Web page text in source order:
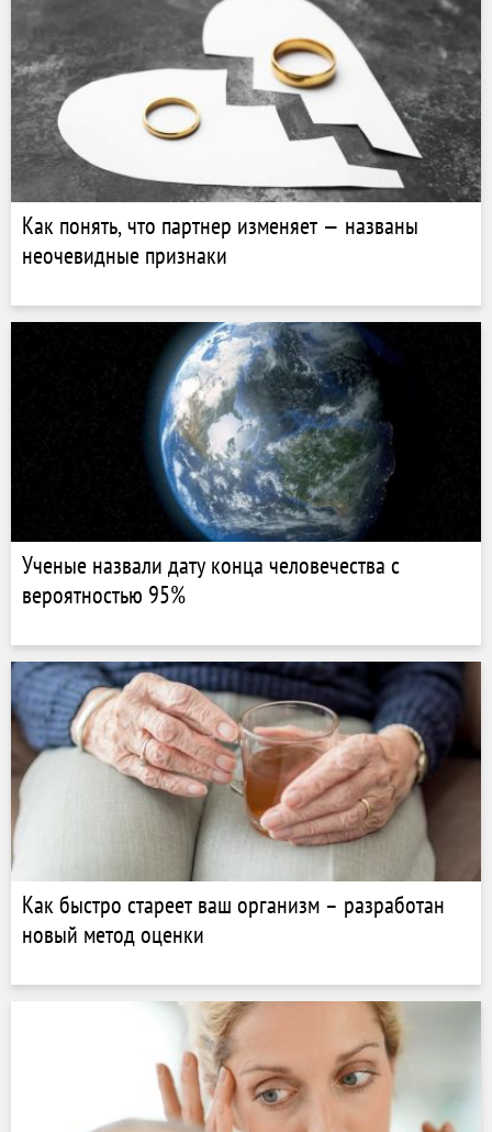
Как понять, что партнер изменяет — названы
неочевидные признаки
Ученые назвали дату конца человечества с
вероятностью 95%
Как быстро стареет ваш организм – разработан
новый метод оценки